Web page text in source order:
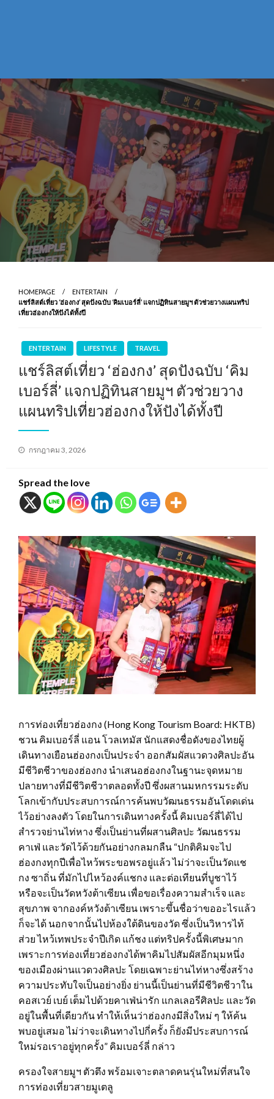
HOMEPAGE
ENTERTAIN
แชร์ลิสต์เที่ยว ‘ฮ่องกง’ สุดปังฉบับ ‘คิมเบอร์ลี่’ แจกปฏิทินสายมูฯ ตัวช่วยวางแผนทริป
เที่ยวฮ่องกงให้ปังได้ทั้งปี
ENTERTAIN LIFESTYLE TRAVEL
แชร์ลิสต์เที่ยว ‘ฮ่องกง’ สุดปังฉบับ ‘คิม
เบอร์ลี่’ แจกปฏิทินสายมูฯ ตัวช่วยวาง
แผนทริปเที่ยวฮ่องกงให้ปังได้ทั้งปี
Posted
กรกฎาคม 3, 2026
Spread the love
การท่องเที่ยวฮ่องกง (Hong Kong Tourism Board: HKTB)
ชวน คิมเบอร์ลี่ แอน โวลเทมัส นักแสดงชื่อดังของไทยผู้
เดินทางเยือนฮ่องกงเป็นประจำ ออกสัมผัสแวดวงศิลปะอัน
มีชีวิตชีวาของฮ่องกง นำเสนอฮ่องกงในฐานะจุดหมาย
ปลายทางที่มีชีวิตชีวาตลอดทั้งปี ซึ่งผสานมหกรรมระดับ
โลกเข้ากับประสบการณ์การค้นพบวัฒนธรรมอันโดดเด่น
ไว้อย่างลงตัว โดยในการเดินทางครั้งนี้ คิมเบอร์ลี่ได้ไป
สำรวจย่านไท่หาง ซึ่งเป็นย่านที่ผสานศิลปะ วัฒนธรรม
คาเฟ่ และวัดไว้ด้วยกันอย่างกลมกลืน “ปกติคิมจะไป
ฮ่องกงทุกปีเพื่อไหว้พระขอพรอยู่แล้ว ไม่ว่าจะเป็นวัดแช
กง ซาถิ่น ที่มักไปไหว้องค์แชกง และต่อเทียนที่บูชาไว้
หรือจะเป็นวัดหวังต้าเซียน เพื่อขอเรื่องความสำเร็จ และ
สุขภาพ จากองค์หวังต้าเซียน เพราะขึ้นชื่อว่าขออะไรแล้ว
ก็จะได้ นอกจากนั้นไปห้องใต้ดินของวัด ซึ่งเป็นวิหารไท้
ส่วย ไหว้เทพประจำปีเกิด แก้ชง แต่ทริปครั้งนี้พิเศษมาก
เพราะการท่องเที่ยวฮ่องกงได้พาคิมไปสัมผัสอีกมุมหนึ่ง
ของเมืองผ่านแวดวงศิลปะ โดยเฉพาะย่านไท่หางซึ่งสร้าง
ความประทับใจเป็นอย่างยิ่ง ย่านนี้เป็นย่านที่มีชีวิตชีวาใน
คอสเวย์ เบย์ เต็มไปด้วยคาเฟ่น่ารัก แกลเลอรีศิลปะ และวัด
อยู่ในพื้นที่เดียวกัน ทำให้เห็นว่าฮ่องกงมีสิ่งใหม่ ๆ ให้ค้น
พบอยู่เสมอ ไม่ว่าจะเดินทางไปกี่ครั้ง ก็ยังมีประสบการณ์
ใหม่รอเราอยู่ทุกครั้ง” คิมเบอร์ลี่ กล่าว
ครองใจสายมูฯ ตัวตึง พร้อมเจาะตลาดคนรุ่นใหม่ที่สนใจ
การท่องเที่ยวสายมูเตลู